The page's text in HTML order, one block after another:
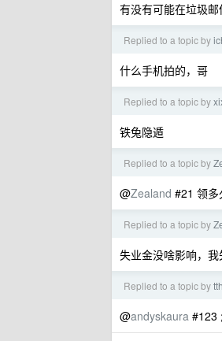
有没有可能在垃圾邮
Replied to a topic by
什么手机拍的，哥
Replied to a topic by
铁兔隐遁
Replied to a topic by
@Zealand #21 领多
Replied to a topic by
失业金没啥影响，
Replied to a topic by
@andyskaura #123